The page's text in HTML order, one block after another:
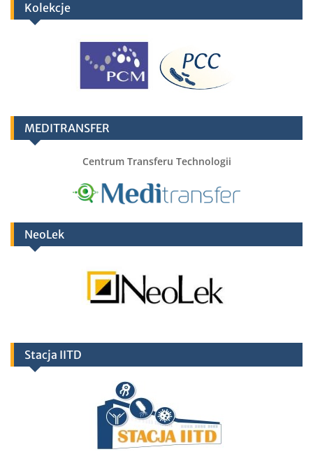
Kolekcje
MEDITRANSFER
Centrum Transferu Technologii
NeoLek
Stacja IITD